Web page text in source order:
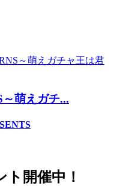
萌えガチ...
開催中！